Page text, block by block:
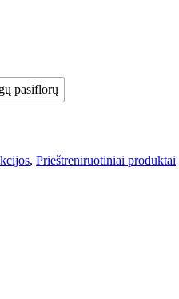
pasiflorų
, Prieštreniruotiniai produktai